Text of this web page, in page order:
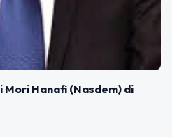
Mori Hanafi (Nasdem) di